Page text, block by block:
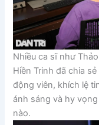
Nhiều ca sĩ như
Hiền Trinh đã chia
động viên, khích lệ
ánh sáng và hy
nào.